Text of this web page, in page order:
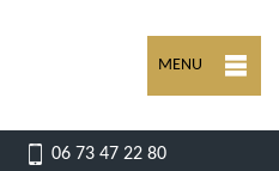
MENU
06 73 47 22 80